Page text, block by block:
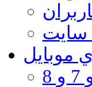
سايت
موبايل